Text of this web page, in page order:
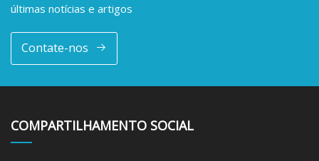
últimas notícias e artigos
Contate-nos
COMPARTILHAMENTO SOCIAL